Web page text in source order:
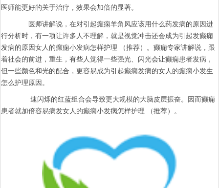
医师能更好的关于治疗，效果会加倍的显著。
医师讲解说，在对引起癫痫羊角风应该用什么药发病的原因进
行分析时，有一项让许多人不理解，就是视觉冲击还会成为引起发癫痫
发病的原因女人的癫痫小发病怎样护理 （推荐）。癫痫专家讲解说，跟
着社会的前进，重生，有些人觉得一些强光、闪光会让癫痫患者发病，
但一些颜色和光的配合，更容易成为引起癫痫发病的女人的癫痫小发生
怎么护理原因。
速闪烁的红蓝组合会导致更大规模的大脑皮层振奋。因而癫痫
患者就加倍容易病发女人的癫痫小发病怎样护理 （推荐）。